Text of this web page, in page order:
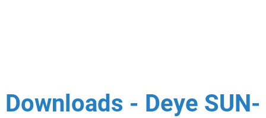
Downloads - Deye SUN-